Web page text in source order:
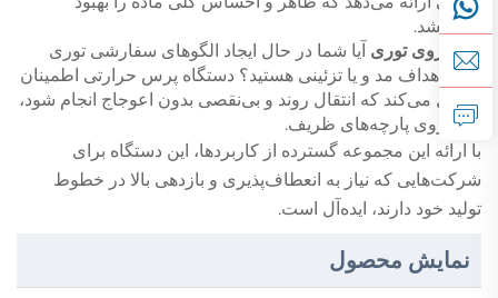
می‌بخشد.
چاپ روی توری آیا شما در حال ایجاد الگوهای سفارشی توری
برای اهداف مد و یا تزئینی هستید؟ دستگاه پرس حرارتی اطمینان
حاصل می‌کند که انتقال روند و بی‌نقصی بدون اعوجاج انجام شود،
حتی روی پارچه‌های ظریف.
با ارائه این مجموعه گسترده از کاربردها، این دستگاه برای
شرکت‌هایی که نیاز به انعطاف‌پذیری و بازدهی بالا در خطوط
تولید خود دارند، ایده‌آل است.
نمایش محصول